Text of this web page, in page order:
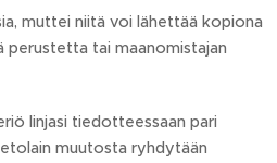
muttei niitä voi lähettää kopiona
perustetta tai maanomistajan
linjasi tiedotteessaan pari
muutosta ryhdytään